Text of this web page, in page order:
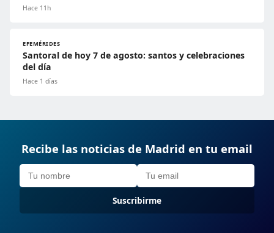
Hace 11h
EFEMÉRIDES
Santoral de hoy 7 de agosto: santos y celebraciones
del día
Hace 1 días
Recibe las noticias de Madrid en tu email
Suscribirme